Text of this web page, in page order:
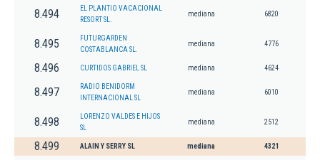
8.494
EL PLANTIO VACACIONAL
RESORT SL.
mediana 6820
8.495
FUTURGARDEN
COSTABLANCA SL.
mediana 4776
8.496 CURTIDOS GABRIEL SL mediana 4624
8.497
RADIO BENIDORM
INTERNACIONAL SL
mediana 6010
8.498
LORENZO VALDES E HIJOS
SL
mediana 2512
8.499 ALAIN Y SERRY SL mediana 4321